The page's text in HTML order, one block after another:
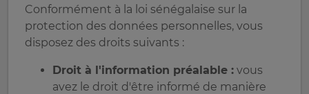
Conformément à la loi sénégalaise sur la
protection des données personnelles, vous
disposez des droits suivants :
Droit à l'information préalable : vous
avez le droit d'être informé de manière